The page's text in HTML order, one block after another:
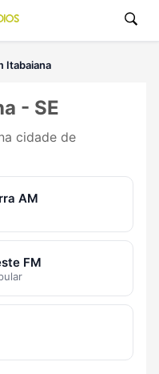
Itabaiana
- SE
cidade de
AM
FM